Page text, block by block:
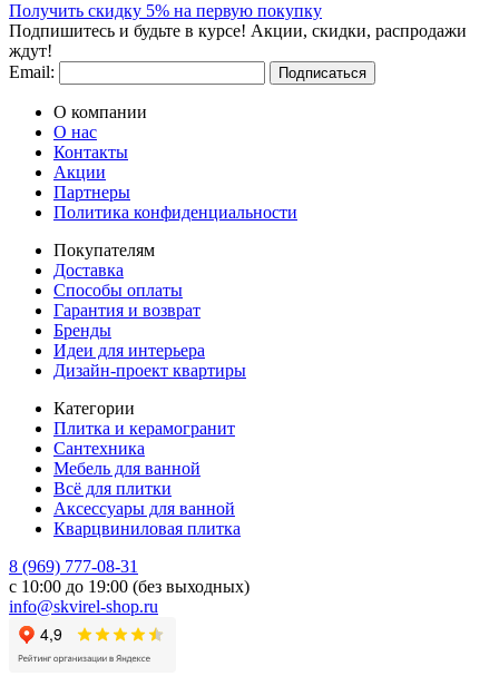
Получить скидку 5% на первую покупку
Подпишитесь и будьте в курсе! Акции, скидки, распродажи
ждут!
Email:
Подписаться
О компании
О нас
Контакты
Акции
Партнеры
Политика конфиденциальности
Покупателям
Доставка
Способы оплаты
Гарантия и возврат
Бренды
Идеи для интерьера
Дизайн-проект квартиры
Категории
Плитка и керамогранит
Сантехника
Мебель для ванной
Всё для плитки
Аксессуары для ванной
Кварцвиниловая плитка
8 (969) 777-08-31
с 10:00 до 19:00 (без выходных)
info@skvirel-shop.ru